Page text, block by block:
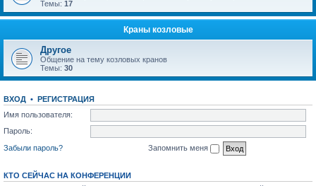
Темы: 17
Краны козловые
Другое
Общение на тему козловых кранов
Темы: 30
ВХОД • РЕГИСТРАЦИЯ
Имя пользователя:
Пароль:
Забыли пароль?
Запомнить меня
КТО СЕЙЧАС НА КОНФЕРЕНЦИИ